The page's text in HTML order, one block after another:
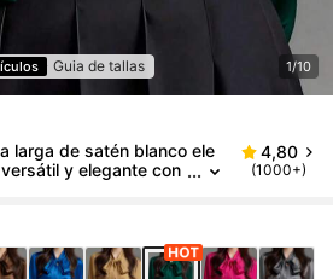
Guia de tallas 1/10
larga de satén blanco ele
y elegante con
textura de satén refin
en la oficina
4,80
(1000+)